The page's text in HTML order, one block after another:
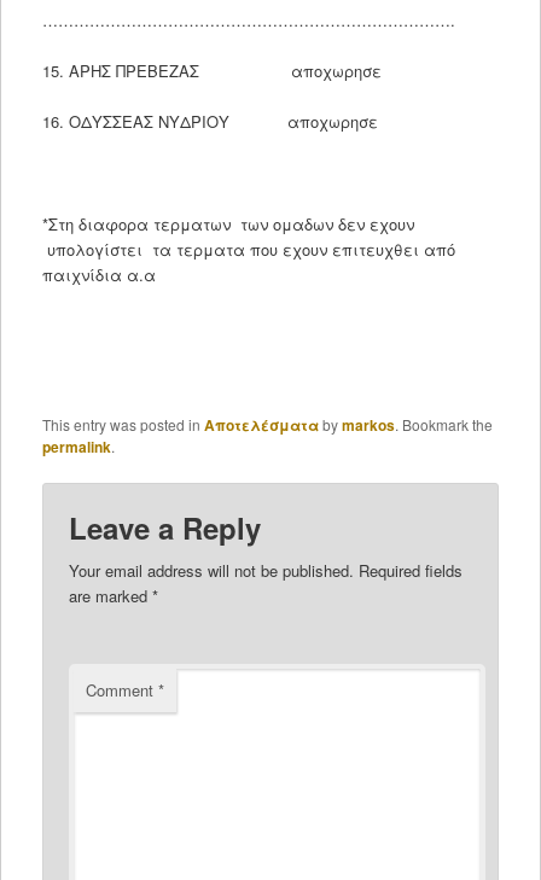
…………………………………………………………………….
15. ΑΡΗΣ ΠΡΕΒΕΖΑΣ αποχωρησε
16. ΟΔΥΣΣΕΑΣ ΝΥΔΡΙΟΥ αποχωρησε
*Στη διαφορα τερματων των ομαδων δεν εχουν
υπολογίστει τα τερματα που εχουν επιτευχθει από
παιχνίδια α.α
This entry was posted in Αποτελέσματαbymarkos. Bookmark the
permalink.
Leave a Reply
Your email address will not be published. Required fields
are marked*
Comment*